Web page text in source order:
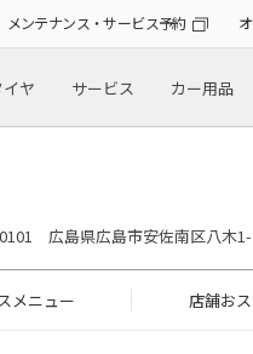
メンテナンス・サービス予約
イヤ サービス カー用品
広島県広島市安佐南区八木
メニュー 店舗お